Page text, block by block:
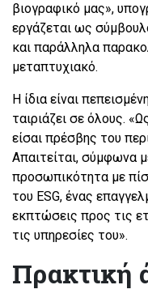
βιογραφικό μας»,
εργάζεται ως
και παράλληλα
μεταπτυχιακό.
Η ίδια είναι
ταιριάζει σε όλους.
είσαι πρέσβης του
Απαιτείται, σύμφωνα
προσωπικότητα με
του ESG, ένας
εκπτώσεις προς τις
τις υπηρεσίες του».
Πρακτική